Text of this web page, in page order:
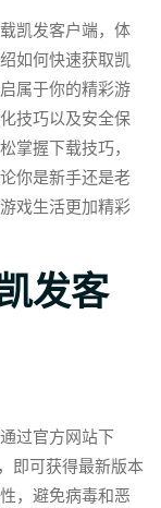
凯发客户端，体
如何快速获取凯
属于你的精彩游
技巧以及安全保
掌握下载技巧，
你是新手还是老
戏生活更加精彩
发客
过官方网站下
即可获得最新版本
，避免病毒和恶